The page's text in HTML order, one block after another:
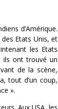
d’Amérique.
Etats Unis, et
les Etats
ils ont trouvé un
de la scène,
tout d’un coup,
».